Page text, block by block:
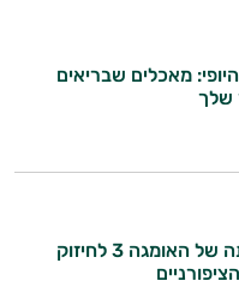
מאכלים שבריאים
שלך
תרומתה של האומגה 3 לחיזוק